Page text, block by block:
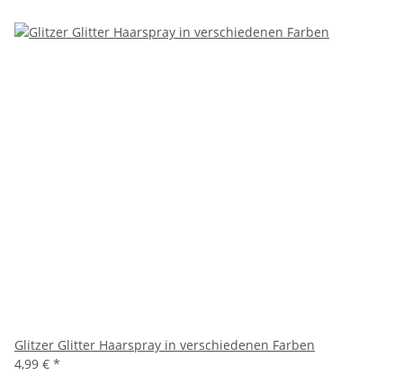
Glitzer Glitter Haarspray in verschiedenen Farben
4,99 € *